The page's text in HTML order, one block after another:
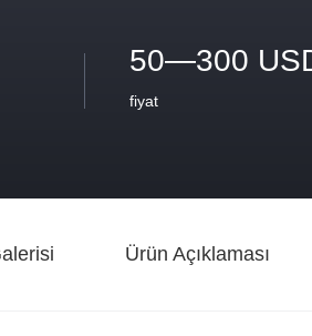
50—300
fiyat
Ürün Açıklaması